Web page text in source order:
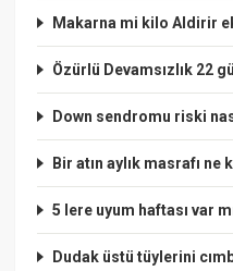
Makarna mi kilo Aldirir
Özürlü Devamsızlık 22
Down sendromu riski
Bir atın aylık masrafı ne
5 lere uyum haftası var
Dudak üstü tüylerini